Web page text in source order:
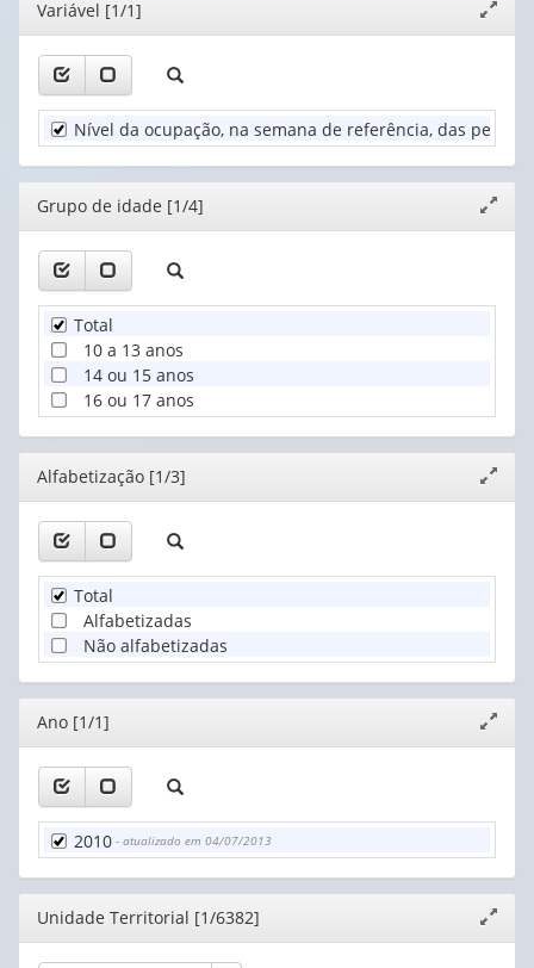
apenas
1
valor):
Unidade
Territorial
(1)
(1)
Editor
janela
Variável [1/1]
Nível da ocupação, na semana de referência, das
Editor
janela
Grupo de idade [1/4]
Total
10 a 13 anos
14 ou 15 anos
16 ou 17 anos
Editor
janela
Alfabetização [1/3]
Total
Alfabetizadas
Não alfabetizadas
Editor
janela
Ano [1/1]
2010 - atualizado em 04/07/2013
Editor
janela
Unidade Territorial [1/6382]